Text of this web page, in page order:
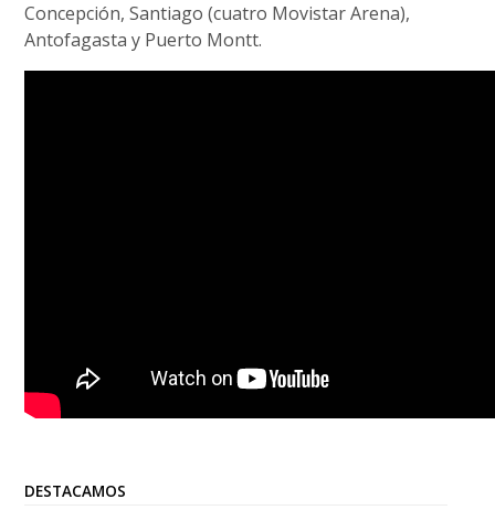
Concepción, Santiago (cuatro Movistar Arena),
Antofagasta y Puerto Montt.
DESTACAMOS